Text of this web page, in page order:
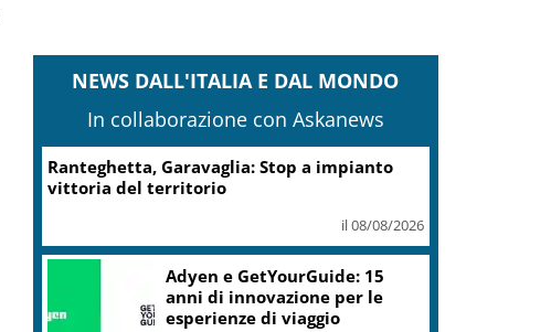
NEWS DALL'ITALIA E DAL MONDO
In collaborazione con Askanews
Ranteghetta, Garavaglia: Stop a impianto
vittoria del territorio
il 08/08/2026
Adyen e GetYourGuide: 15
anni di innovazione per le
esperienze di viaggio